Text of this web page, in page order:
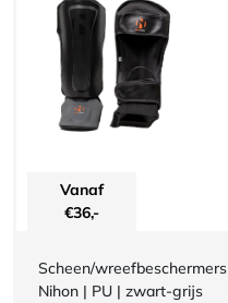
Vanaf
€36,-
Scheen/wreefbeschermers
Nihon | PU | zwart-grijs